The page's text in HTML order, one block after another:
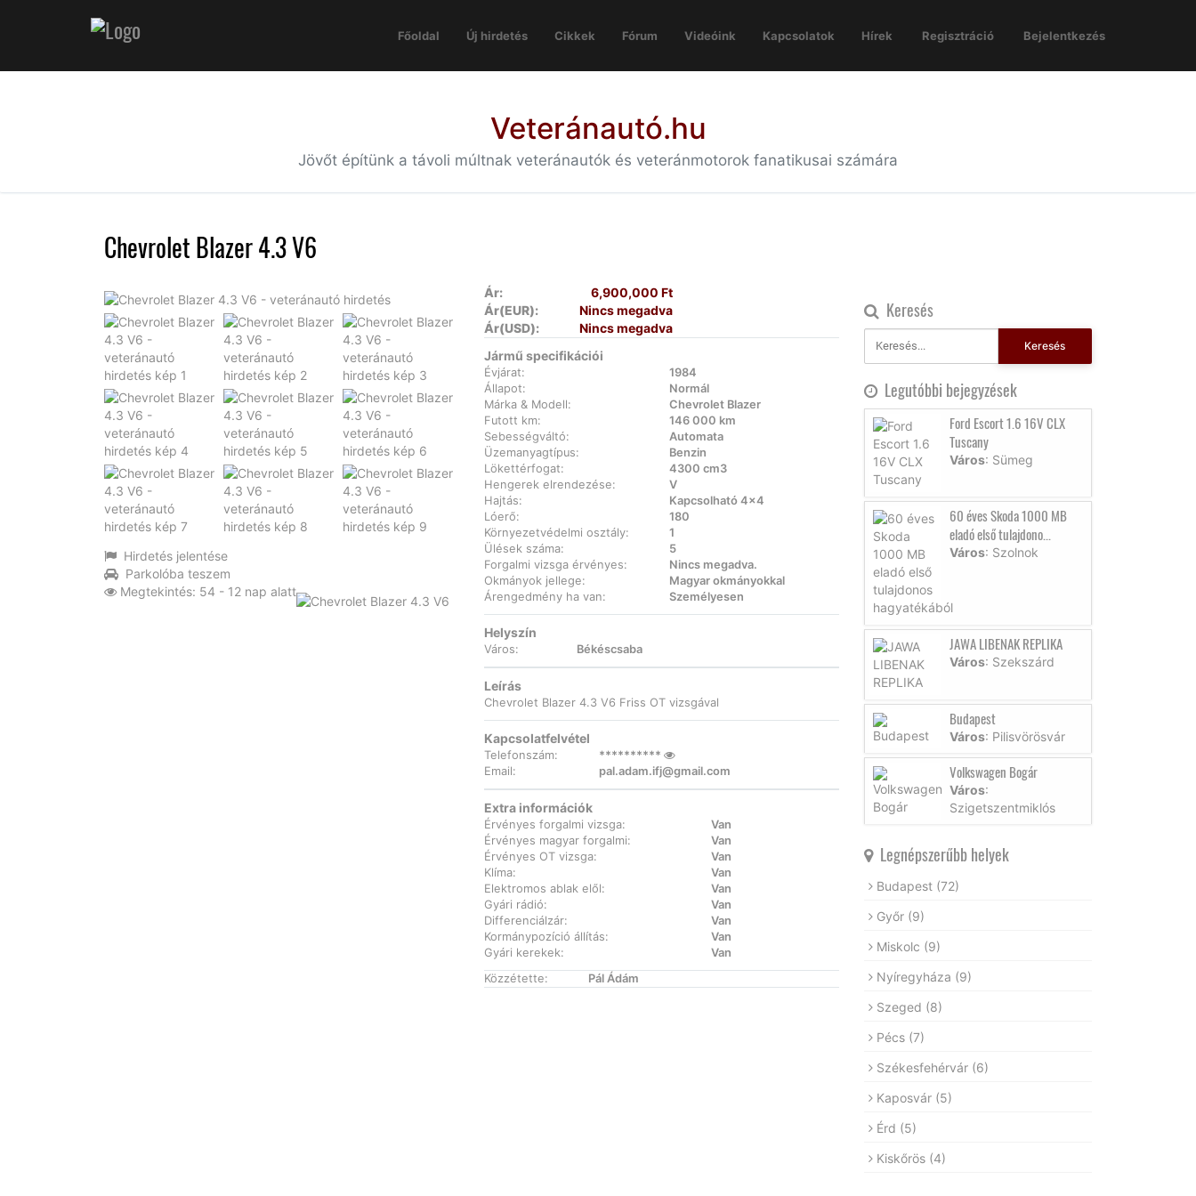
Főoldal Új hirdetés Cikkek Fórum Videóink Kapcsolatok Hírek Regisztráció Bejelentkezés
Veteránautó.hu
Jövőt építünk a távoli múltnak veteránautók és veteránmotorok fanatikusai számára
Chevrolet Blazer 4.3 V6
Hirdetés jelentése
Parkolóba teszem
Megtekintés: 54 - 12 nap alatt
Ár:
6,900,000 Ft
Ár(EUR):
Nincs megadva
Ár(USD):
Nincs megadva
Jármű specifikációi
Évjárat:
1984
Állapot:
Normál
Márka & Modell:
Chevrolet Blazer
Futott km:
146 000 km
Sebességváltó:
Automata
Üzemanyagtípus:
Benzin
Lökettérfogat:
4300 cm3
Hengerek elrendezése:
V
Hajtás:
Kapcsolható 4x4
Lóerő:
180
Környezetvédelmi osztály:
1
Ülések száma:
5
Forgalmi vizsga érvényes:
Nincs megadva.
Okmányok jellege:
Magyar okmányokkal
Árengedmény ha van:
Személyesen
Helyszín
Város: Békéscsaba
Leírás
Chevrolet Blazer 4.3 V6 Friss OT vizsgával
Kapcsolatfelvétel
Telefonszám:
**********
Email:
pal.adam.ifj@gmail.com
Extra információk
Érvényes forgalmi vizsga:
Van
Érvényes magyar forgalmi:
Van
Érvényes OT vizsga:
Van
Klíma:
Van
Elektromos ablak elől:
Van
Gyári rádió:
Van
Differenciálzár:
Van
Kormánypozíció állítás:
Van
Gyári kerekek:
Van
Közzétette:
Pál Ádám
Keresés
Keresés
Legutóbbi bejegyzések
Ford Escort 1.6 16V CLX
Tuscany
Város: Sümeg
60 éves Skoda 1000 MB
eladó első tulajdono...
Város: Szolnok
JAWA LIBENAK REPLIKA
Város: Szekszárd
Budapest
Város: Pilisvörösvár
Volkswagen Bogár
Város:
Szigetszentmiklós
Legnépszerűbb helyek
Budapest (72)
Győr (9)
Miskolc (9)
Nyíregyháza (9)
Szeged (8)
Pécs (7)
Székesfehérvár (6)
Kaposvár (5)
Érd (5)
Kiskőrös (4)